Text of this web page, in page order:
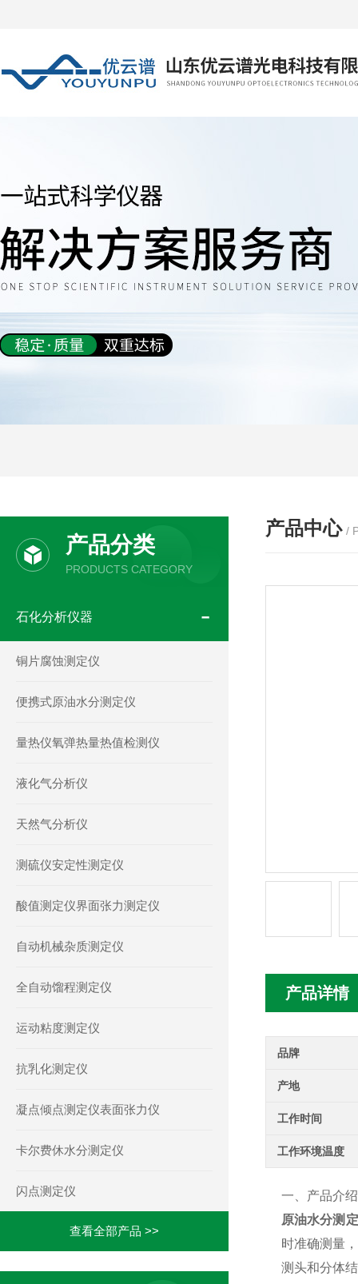
产品中心 /
产品详情
品牌
产地
工作时间
工作环境温度
一、产品介绍
原油水分测
时准确测量
测头和分体
产品分类
PRODUCTS CATEGORY
石化分析仪器
铜片腐蚀测定仪
便携式原油水分测定仪
量热仪氧弹热量热值检测仪
液化气分析仪
天然气分析仪
测硫仪安定性测定仪
酸值测定仪界面张力测定仪
自动机械杂质测定仪
全自动馏程测定仪
运动粘度测定仪
抗乳化测定仪
凝点倾点测定仪表面张力仪
卡尔费休水分测定仪
闪点测定仪
查看全部产品 >>